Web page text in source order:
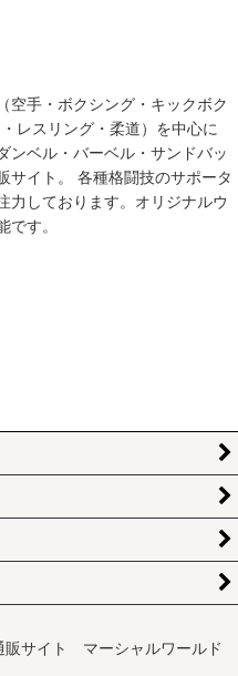
む
空手・ボクシング・キックボク
レスリング・柔道）を中心に
ンベル・バーベル・サンドバッ
サイト。 各種格闘技のサポータ
力しております。オリジナルウ
す。
販サイト マーシャルワールド